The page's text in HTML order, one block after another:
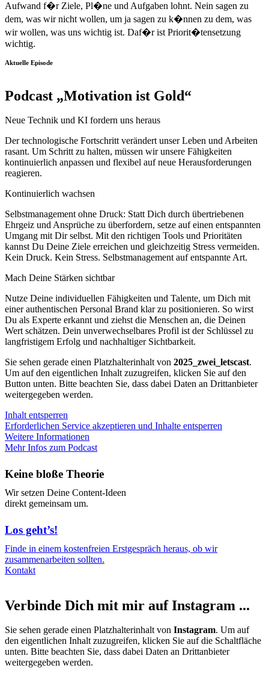
Aufwand f�r Ziele, Pl�ne und Aufgaben lohnt. Nein sagen zu
dem, was wir nicht wollen, um ja sagen zu k�nnen zu dem, was
wir wollen, was uns wichtig ist. Daf�r ist Priorit�tensetzung
wichtig.
Aktuelle Episode
Podcast „Motivation ist Gold“
Neue Technik und KI fordern uns heraus
Der technologische Fortschritt verändert unser Leben und Arbeiten
rasant. Um Schritt zu halten, müssen wir unsere Fähigkeiten
kontinuierlich anpassen und flexibel auf neue Herausforderungen
reagieren.
Kontinuierlich wachsen
Selbstmanagement ohne Druck: Statt Dich durch übertriebenen
Ehrgeiz und Ansprüche zu überfordern, setze auf einen entspannten
Umgang mit Dir selbst. Mit den richtigen Tools und Prioritäten
kannst Du Deine Ziele erreichen und gleichzeitig Stress vermeiden.
Kein Druck. Kein Stress. Selbstmanagement auf entspannte Art.
Mach Deine Stärken sichtbar
Nutze Deine individuellen Fähigkeiten und Talente, um Dich mit
einer authentischen Personal Brand klar zu positionieren. So wirst
Du als Experte erkannt und ziehst die Menschen an, die Deinen
Wert schätzen. Dein unverwechselbares Profil ist der Schlüssel zu
langfristigem Erfolg und nachhaltiger Sichtbarkeit.
Sie sehen gerade einen Platzhalterinhalt von 2025_zwei_letscast.
Um auf den eigentlichen Inhalt zuzugreifen, klicken Sie auf den
Button unten. Bitte beachten Sie, dass dabei Daten an Drittanbieter
weitergegeben werden.
Inhalt entsperren
Erforderlichen Service akzeptieren und Inhalte entsperren
Weitere Informationen
Mehr Infos zum Podcast
Keine bloße Theorie
Wir setzen Deine Content-Ideen
direkt gemeinsam um.
Los geht’s!
Finde in einem kostenfreien Erstgespräch heraus, ob wir
zusammenarbeiten sollten.
Kontakt
Verbinde Dich mit mir auf Instagram ...
Sie sehen gerade einen Platzhalterinhalt von Instagram. Um auf
den eigentlichen Inhalt zuzugreifen, klicken Sie auf die Schaltfläche
unten. Bitte beachten Sie, dass dabei Daten an Drittanbieter
weitergegeben werden.